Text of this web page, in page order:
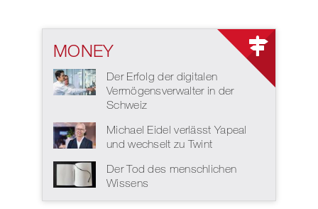
MONEY
Der Erfolg der digitalen
Vermögensverwalter in der
Schweiz
Michael Eidel verlässt Yapeal
und wechselt zu Twint
Der Tod des menschlichen
Wissens